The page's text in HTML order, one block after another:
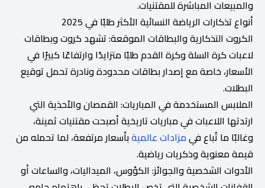
والمبيعات المباشرة للمقتنيات.
أنواع تذكارات الرياضة النسائية الأكثر طلبًا في 2025
الكروت التذكارية والبطاقات الموقعة: تشهد كروت وبطاقات
لاعبات كرة السلة وكرة القدم طلبًا متزايدًا وارتفاعًا كبيرًا في
الأسعار، خاصة مع إصدار بطاقات محدودة ونادرة تحمل توقيع
البطلات.
الملابس المستخدمة في المباريات: القمصان والأحذية التي
ارتدتها اللاعبات في مباريات تاريخية أصبحت مقتنيات ثمينة،
وغالبًا ما تُباع فيمزادات عالميةبأسعار مرتفعة، لما تحمله من
قيمة معنوية وذكريات رياضية.
الأدوات الشخصية والجوائز: الكؤوس، الميداليات، والساعات أو